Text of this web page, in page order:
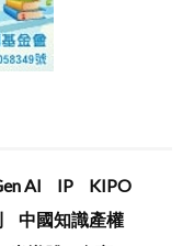
AI IP
KIPO
中國知識產權